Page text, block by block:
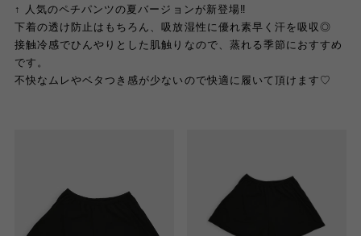
↑ 人気のペチパンツの夏バージョンが新登場‼️
下着の透け防止はもちろん、吸放湿性に優れ素早く汗を吸収◎
接触冷感でひんやりとした肌触りなので、蒸れる季節におすすめ
です。
不快なムレやベタつき感が少ないので快適に履いて頂けます♡